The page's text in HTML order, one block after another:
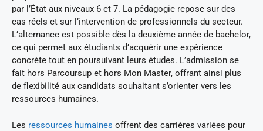
par l’État aux niveaux 6 et 7. La pédagogie repose sur des
cas réels et sur l’intervention de professionnels du secteur.
L’alternance est possible dès la deuxième année de bachelor,
ce qui permet aux étudiants d’acquérir une expérience
concrète tout en poursuivant leurs études. L’admission se
fait hors Parcoursup et hors Mon Master, offrant ainsi plus
de flexibilité aux candidats souhaitant s’orienter vers les
ressources humaines.
Les ressources humaines offrent des carrières variées pour